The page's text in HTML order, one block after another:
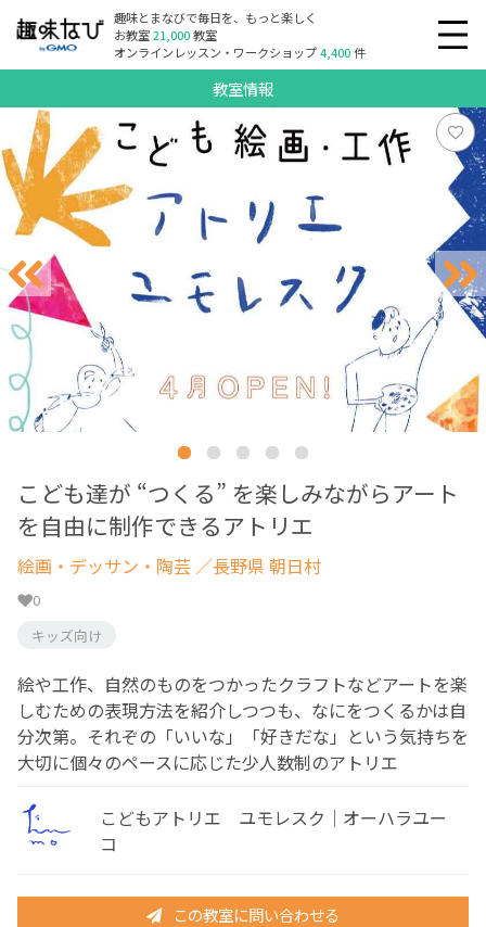
趣味とまなびで毎日を、もっと楽しく
お教室21,000教室
オンラインレッスン・ワークショップ4,400件
教室情報
こども達が “つくる” を楽しみながらアート
を自由に制作できるアトリエ
絵画・デッサン・陶芸 ／長野県 朝日村
0
キッズ向け
絵や工作、自然のものをつかったクラフトなどアートを楽
しむための表現方法を紹介しつつも、なにをつくるかは自
分次第。それぞの「いいな」「好きだな」という気持ちを
大切に個々のペースに応じた少人数制のアトリエ
こどもアトリエ ユモレスク｜オーハラユー
コ
この教室に問い合わせる